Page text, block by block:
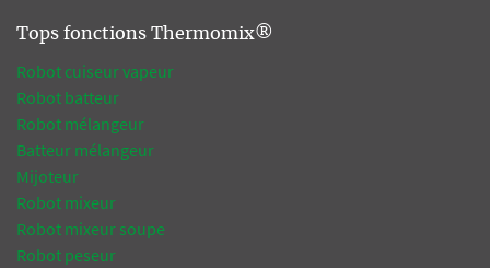
Tops fonctions Thermomix®
Robot cuiseur vapeur
Robot batteur
Robot mélangeur
Batteur mélangeur
Mijoteur
Robot mixeur
Robot mixeur soupe
Robot peseur